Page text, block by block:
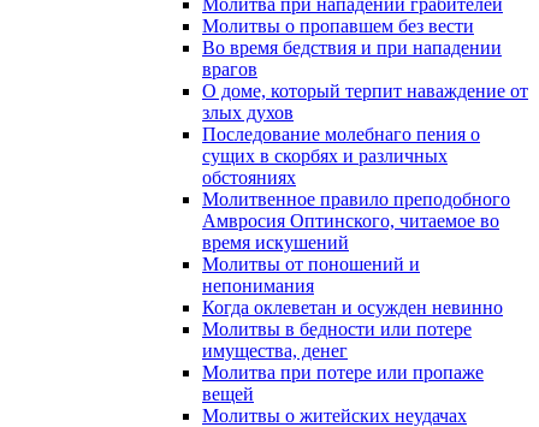
Молитва при нападении грабителей
Молитвы о пропавшем без вести
Во время бедствия и при нападении
врагов
О доме, который терпит наваждение от
злых духов
Последование молебнаго пения о
сущих в скорбях и различных
обстояниях
Молитвенное правило преподобного
Амвросия Оптинского, читаемое во
время искушений
Молитвы от поношений и
непонимания
Когда оклеветан и осужден невинно
Молитвы в бедности или потере
имущества, денег
Молитва при потере или пропаже
вещей
Молитвы о житейских неудачах